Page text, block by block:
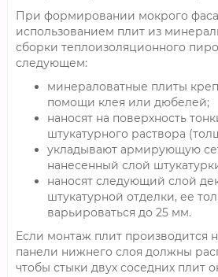
При формировании мокрого
использованием плит из
сборки теплоизоляционного
следующем:
минераловатные плиты
помощи клея или дюбелей;
наносят на поверхность
штукатурного раствора
укладывают армирующую
нанесенный слой
наносят следующий слой
штукатурной отделки, ее
варьироваться до 25 мм.
Если монтаж плит производится
панели нижнего слоя должны
чтобы стыки двух соседних плит